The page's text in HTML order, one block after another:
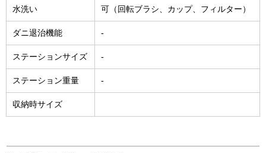
水洗い 可（回転ブラシ、カップ、フィルター）
ダニ退治機能 -
ステーションサイズ -
ステーション重量 -
収納時サイズ